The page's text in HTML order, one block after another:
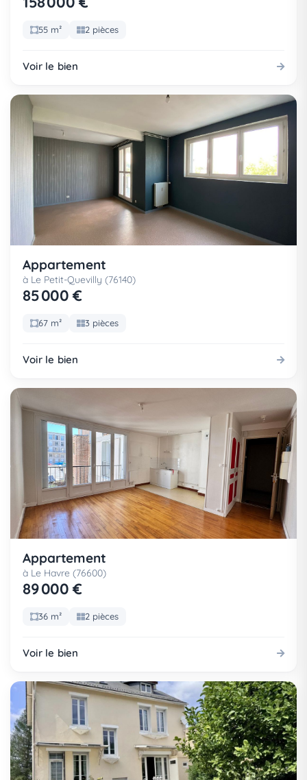
55 m² 2 pièces
Voir le bien
Appartement
à Le Petit-Quevilly (76140)
85 000 €
67 m² 3 pièces
Voir le bien
Appartement
à Le Havre (76600)
89 000 €
36 m² 2 pièces
Voir le bien